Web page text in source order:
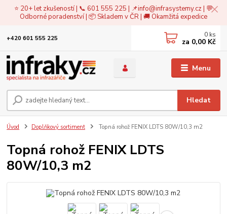
⭐ 20+ let zkušeností | 📞 601 555 225 | 📌info@infrasystemy.cz| 💬
Odborné poradenství | 📦 Skladem v ČR | 🚚 Okamžitá expedice
Menu
Hledat
+420 601 555 225 0 ks
za 0,00 Kč
Úvod Doplňkový sortiment Topná rohož FENIX LDTS 80W/10,3 m2
Topná rohož FENIX LDTS
80W/10,3 m2